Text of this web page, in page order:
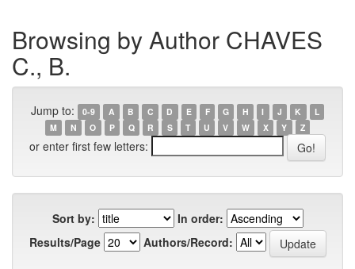
Browsing by Author CHAVES
C., B.
Jump to: 0-9 A B C D E F G H I J K
L
M
N O P Q R S T U V W X Y Z
or enter first few letters:
Sort by:
In order:
Results/Page
Authors/Record: